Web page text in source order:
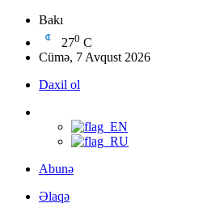
Bakı
270 C
Cümə, 7 Avqust 2026
Daxil ol
Abunə
Əlaqə